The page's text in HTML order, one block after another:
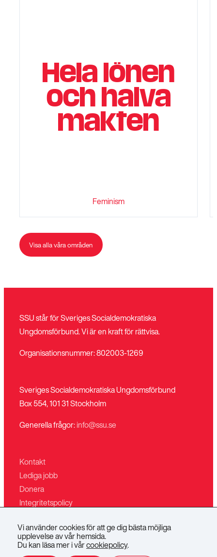
Hela lönen
och halva
makten
Feminism
Visa alla våra områden
SSU står för Sveriges Socialdemokratiska
Ungdomsförbund. Vi är en kraft för rättvisa.
Organisationsnummer: 802003-1269
Sveriges Socialdemokratiska Ungdomsförbund
Box 554, 101 31 Stockholm
Generella frågor:info@ssu.se
Kontakt
Lediga jobb
Donera
Integritetspolicy
Villkor för butiken
Vi använder cookies för att ge dig bästa möjliga
upplevelse av vår hemsida.
Du kan läsa mer i vårcookiepolicy.